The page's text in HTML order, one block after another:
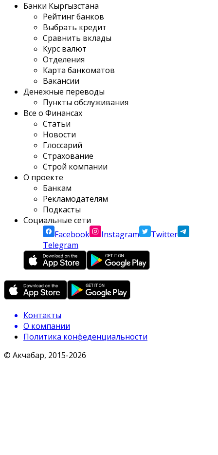
Банки Кыргызстана
Рейтинг банков
Выбрать кредит
Сравнить вклады
Курс валют
Отделения
Карта банкоматов
Вакансии
Денежные переводы
Пункты обслуживания
Все о Финансах
Статьи
Новости
Глоссарий
Страхование
Строй компании
О проекте
Банкам
Рекламодателям
Подкасты
Социальные сети
Facebook
Instagram
Twitter
Telegram
Контакты
О компании
Политика конфеденциальности
© Акчабар, 2015-2026